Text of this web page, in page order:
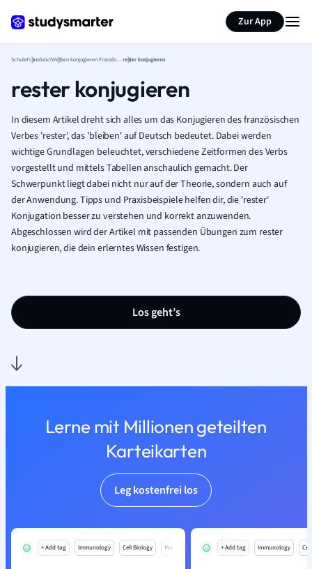
Zur App
SchuleFranzösisch Verben konjugieren Französischrester konjugieren
rester konjugieren
In diesem Artikel dreht sich alles um das Konjugieren des französischen
Verbes 'rester', das 'bleiben' auf Deutsch bedeutet. Dabei werden
wichtige Grundlagen beleuchtet, verschiedene Zeitformen des Verbs
vorgestellt und mittels Tabellen anschaulich gemacht. Der
Schwerpunkt liegt dabei nicht nur auf der Theorie, sondern auch auf
der Anwendung. Tipps und Praxisbeispiele helfen dir, die 'rester'
Konjugation besser zu verstehen und korrekt anzuwenden.
Abgeschlossen wird der Artikel mit passenden Übungen zum rester
konjugieren, die dein erlerntes Wissen festigen.
Los geht’s
Lerne mit Millionen geteilten
Karteikarten
Leg kostenfrei los
+ Add tag Immunology Cell Biology Mo + Add tag Immunology
Seite zusammenfassen